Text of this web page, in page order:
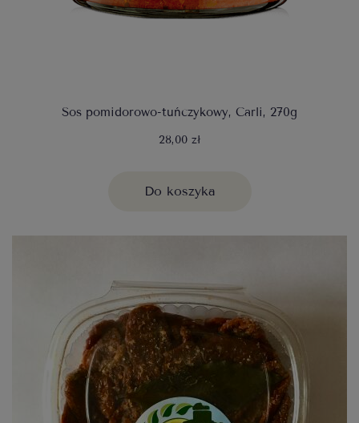
Sos pomidorowo-tuńczykowy, Carli, 270g
28,00 zł
Do koszyka